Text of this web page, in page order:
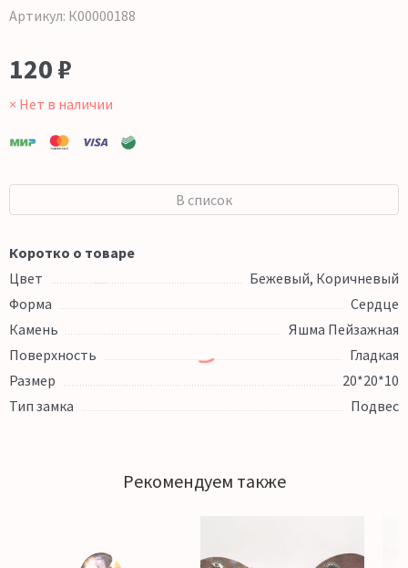
Артикул: К00000188
120 ₽
× Нет в наличии
В список
Коротко о товаре
Цвет
Бежевый, Коричневый
Форма
Сердце
Камень
Яшма Пейзажная
Поверхность
Гладкая
Размер
20*20*10
Тип замка
Подвес
Рекомендуем также